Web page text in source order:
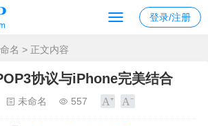
登录/注册
名 > 正文内容
协议与iPhone完美结合
未命名 557